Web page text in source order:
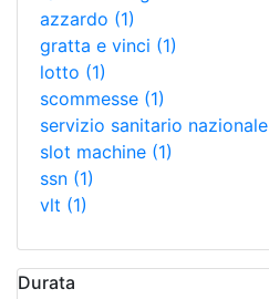
azzardo (1)
gratta e vinci (1)
lotto (1)
scommesse (1)
servizio sanitario nazionale
slot machine (1)
ssn (1)
vlt (1)
Durata